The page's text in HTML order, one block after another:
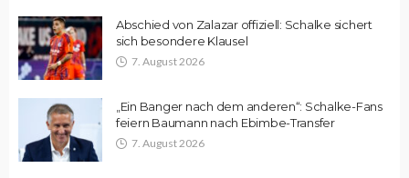
Abschied von Zalazar offiziell: Schalke sichert
sich besondere Klausel
7. August 2026
„Ein Banger nach dem anderen“: Schalke-Fans
feiern Baumann nach Ebimbe-Transfer
7. August 2026